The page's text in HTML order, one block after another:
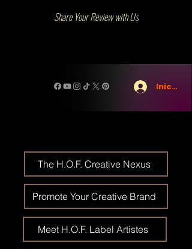
Share Your Review with Us
Iniciar
The H.O.F. Creative Nexus
Promote Your Creative Brand
Meet H.O.F. Label Artistes